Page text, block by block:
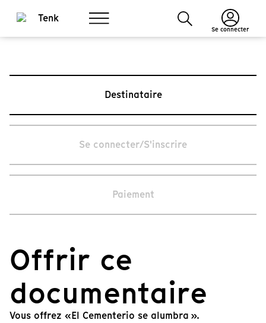
Se connecter
Destinataire
Se connecter/S'inscrire
Paiement
Offrir ce
documentaire
Vous offrez «El Cementerio se alumbra ».